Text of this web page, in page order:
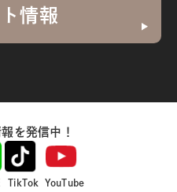
情報
を発信中！
TikTok YouTube